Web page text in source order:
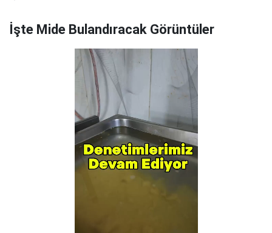
İşte Mide Bulandıracak Görüntüler